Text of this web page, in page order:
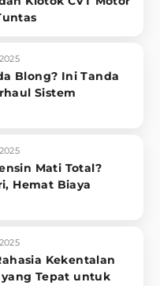
Blong? Ini Tanda
Sistem
Mati Total?
Hemat Biaya
Kekentalan
Tepat untuk